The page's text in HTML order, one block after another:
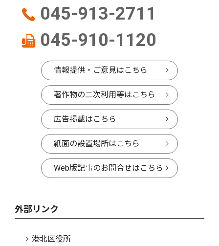
045-913-2711
045-910-1120
情報提供・ご意見はこちら
著作物の二次利用等はこちら
広告掲載はこちら
紙面の設置場所はこちら
Web版記事のお問合せはこちら
外部リンク
港北区役所